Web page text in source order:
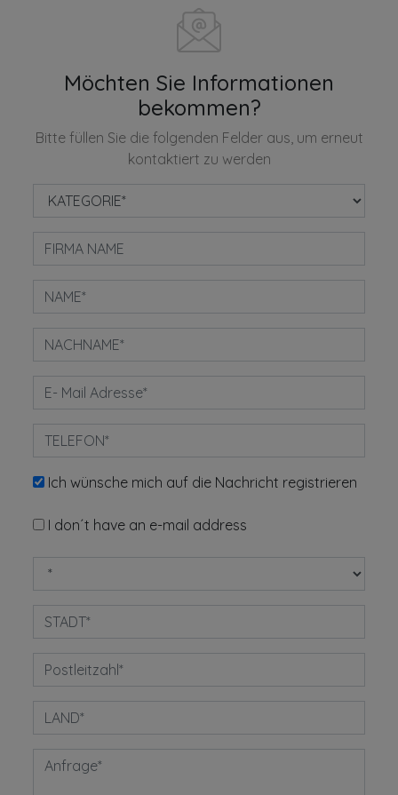
Möchten Sie Informationen
bekommen?
Bitte füllen Sie die folgenden Felder aus, um erneut
kontaktiert zu werden
Ich wünsche mich auf die Nachricht registrieren
I don´t have an e-mail address